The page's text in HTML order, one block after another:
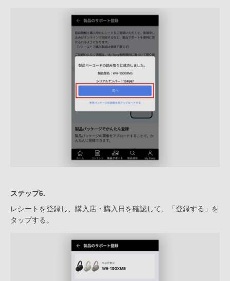
ステップ6.
レシートを登録し、購入店・購入日を確認して、「登録する」を
タップする。